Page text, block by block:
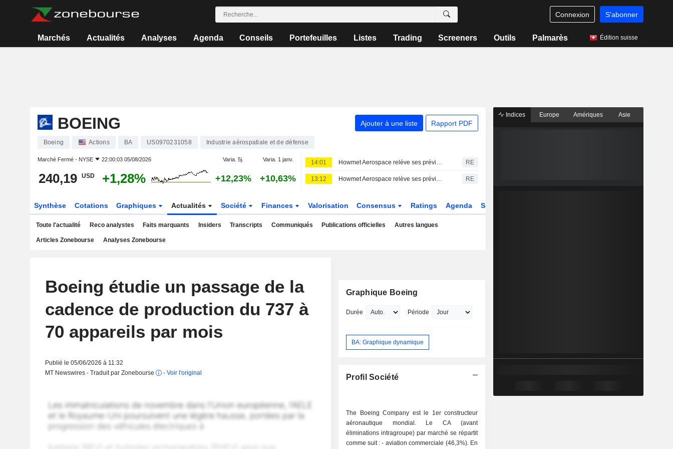
Connexion S'abonner
Marchés Actualités Analyses Agenda Conseils Portefeuilles Listes Trading Screeners Outils Palmarès Édition suisse
BOEING Ajouter à une liste Rapport PDF
Boeing Actions BA US0970231058 Industrie aérospatiale et de défense
Marché Fermé - NYSE 22:00:03 05/08/2026 Varia. 5j. Varia. 1 janv.
240,19 USD +1,28% +12,23% +10,63%
14:01 Howmet Aerospace relève ses prévisions pour 2026, porté par la hausse de la production aéronautique RE
13:12 Howmet Aerospace relève ses prévisions pour 2026 face à la forte demande de pièces aéronautiques RE
Synthèse Cotations Graphiques Actualités Société Finances Valorisation Consensus Ratings Agenda Secteur
Toute l'actualité Reco analystes Faits marquants Insiders Transcripts Communiqués Publications officielles Autres langues
Articles Zonebourse Analyses Zonebourse
Boeing étudie un passage de la
cadence de production du 737 à
70 appareils par mois
Publié le 05/06/2026 à 11:32
MT Newswires - Traduit par Zonebourse
- Voir l'original
Graphique Boeing
Durée Période
BA: Graphique dynamique
Profil Société
The Boeing Company est le 1er constructeur
aéronautique mondial. Le CA (avant
éliminations intragroupe) par marché se répartit
comme suit : - aviation commerciale (46,3%). En
Indices Europe Amériques Asie